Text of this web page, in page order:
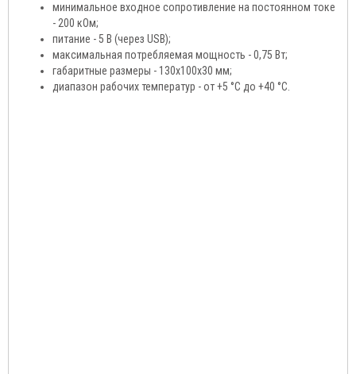
минимальное входное сопротивление на постоянном токе
- 200 кОм;
питание - 5 В (через USB);
максимальная потребляемая мощность - 0,75 Вт;
габаритные размеры - 130х100х30 мм;
диапазон рабочих температур - от +5 °С до +40 °С.